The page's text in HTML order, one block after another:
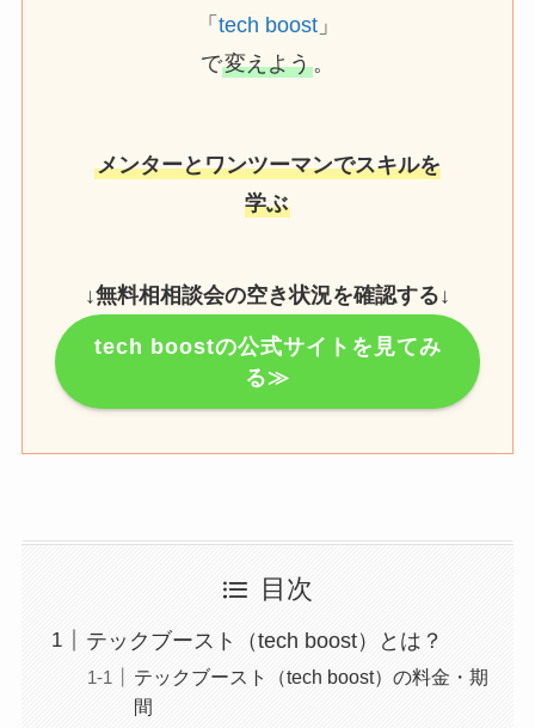
「 tech boost」
で変えよう 。
メンターとワンツーマンでスキルを
学ぶ
↓無料相相談会の空き状況を確認する↓
tech boostの公式サイトを見てみ
る≫
目次
テックブースト（tech boost）とは？
テックブースト（tech boost）の料金・期
間